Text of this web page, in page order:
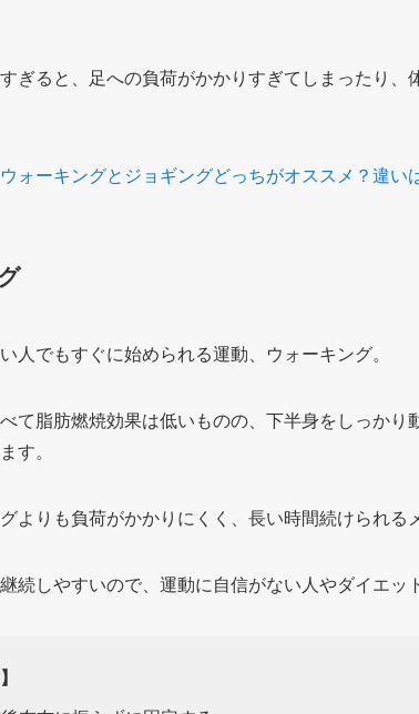
ぎると、足への負荷がかかりすぎてしまったり、
ウォーキングとジョギングどっちがオススメ？違い
人でもすぐに始められる運動、ウォーキング。
て脂肪燃焼効果は低いものの、下半身をしっか
す。
よりも負荷がかかりにくく、長い時間続けられる
続しやすいので、運動に自信がない人やダイエッ